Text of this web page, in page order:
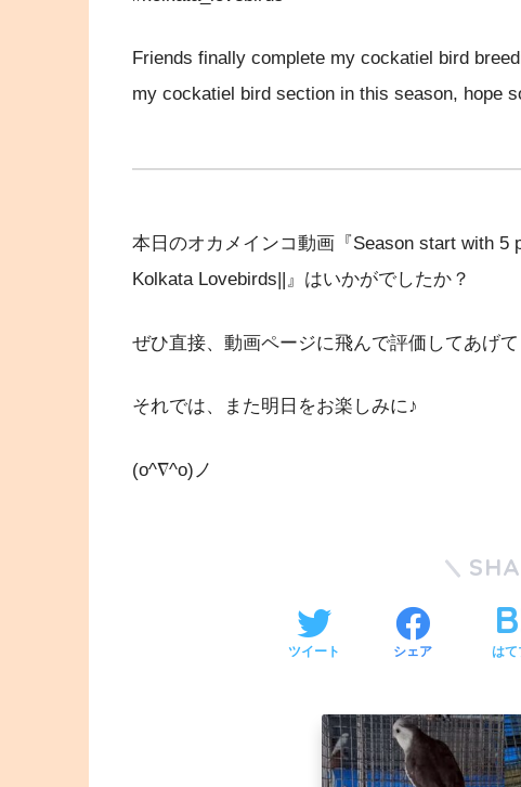
Friends finally complete my cockatiel bird
my cockatiel bird section in this season, hope
本日のオカメインコ動画『Season start with 5
Kolkata Lovebirds||』はいかがでしたか？
ぜひ直接、動画ページに飛んで評価してあげて
それでは、また明日をお楽しみに♪
(o^∇^o)ノ
ツイート シェア はて